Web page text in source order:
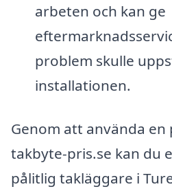
arbeten och kan ge
problem skulle
installationen.
Genom att använda
takbyte-pris.se kan du
pålitlig takläggare i